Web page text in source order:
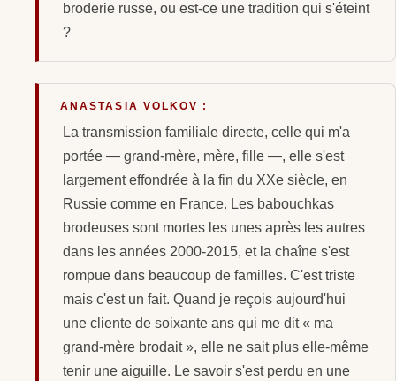
broderie russe, ou est-ce une tradition qui s'éteint
?
ANASTASIA VOLKOV :
La transmission familiale directe, celle qui m'a
portée — grand-mère, mère, fille —, elle s'est
largement effondrée à la fin du XXe siècle, en
Russie comme en France. Les babouchkas
brodeuses sont mortes les unes après les autres
dans les années 2000-2015, et la chaîne s'est
rompue dans beaucoup de familles. C'est triste
mais c'est un fait. Quand je reçois aujourd'hui
une cliente de soixante ans qui me dit « ma
grand-mère brodait », elle ne sait plus elle-même
tenir une aiguille. Le savoir s'est perdu en une